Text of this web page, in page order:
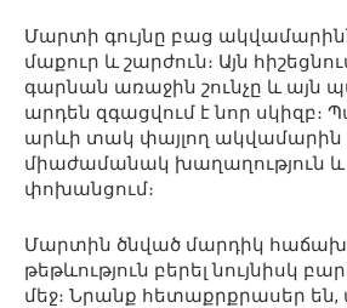
Մարտի գույնը բաց
մաքուր և շարժուն։ Այն
գարնան առաջին շունչը և այն
արդեն զգացվում է նոր սկիզբ։
արևի տակ փայլող ակվամարին
միաժամանակ խաղաղություն և
փոխանցում։
Մարտին ծնված մարդիկ հաճախ
թեթևություն բերել նույնիսկ
մեջ։ Նրանք հետաքրքրասեր